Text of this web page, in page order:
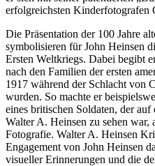
erfolgreichsten Kinderfotografen
Die Präsentation der 100 Jahre
symbolisieren für John Heinsen
Ersten Weltkriegs. Dabei begibt
nach den Familien der ersten
1917 während der Schlacht von
wurden. So machte er
eines britischen Soldaten, der
Walter A. Heinsen zu sehen
Fotografie. Walter A. Heinsen
Engagement von John Heinsen
visueller Erinnerungen und die